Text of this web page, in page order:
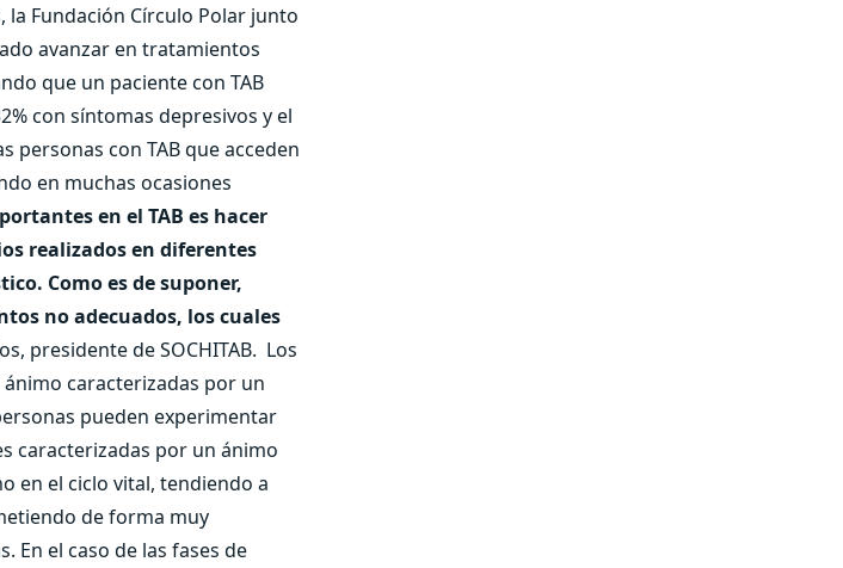
la Fundación Círculo Polar junto
avanzar en tratamientos
que un paciente con TAB
con síntomas depresivos y el
personas con TAB que acceden
en muchas ocasiones
en el TAB es hacer
realizados en diferentes
Como es de suponer,
no adecuados, los cuales
presidente de SOCHITAB. Los
caracterizadas por un
pueden experimentar
caracterizadas por un ánimo
en el ciclo vital, tendiendo a
de forma muy
En el caso de las fases de